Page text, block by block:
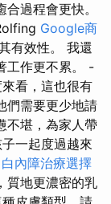
過程會更快。
Google商
有效性。 我還
工作更不累。 -
看，這也很有
們需要更少地請
不堪，為家人帶
一起度過越來
白內障治療選擇
質地更濃密的乳